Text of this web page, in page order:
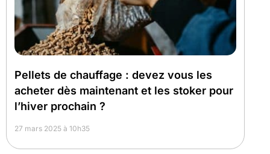
Pellets de chauffage : devez vous les
acheter dès maintenant et les stoker pour
l’hiver prochain ?
27 mars 2025 à 10h35